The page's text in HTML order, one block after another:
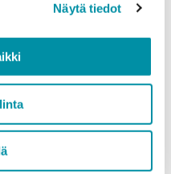
Näytä tiedot